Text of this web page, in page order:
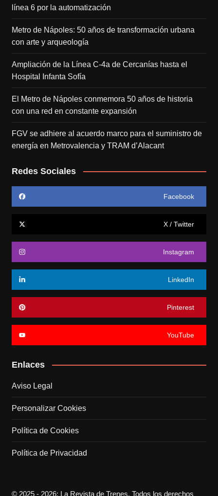
línea 6 por la automatización
Metro de Nápoles: 50 años de transformación urbana
con arte y arqueología
Ampliación de la Línea C-4a de Cercanías hasta el
Hospital Infanta Sofía
El Metro de Nápoles conmemora 50 años de historia
con una red en constante expansión
FGV se adhiere al acuerdo marco para el suministro de
energía en Metrovalencia y TRAM d’Alacant
Redes Sociales
Facebook
X / Twitter
Instagram
LinkedIn
Pinterest
YouTube
Enlaces
Aviso Legal
Personalizar Cookies
Política de Cookies
Política de Privacidad
© 2025 - 2026: La Revista de Trenes. Todos los derechos